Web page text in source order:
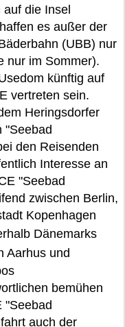
die Insel
es außer der
(UBB) nur
nur im Sommer).
künftig auf
vertreten sein.
Heringsdorfer
"Seebad
den Reisenden
Interesse an
"Seebad
zwischen Berlin,
Kopenhagen
Dänemarks
Aarhus und
bemühen
"Seebad
auch der